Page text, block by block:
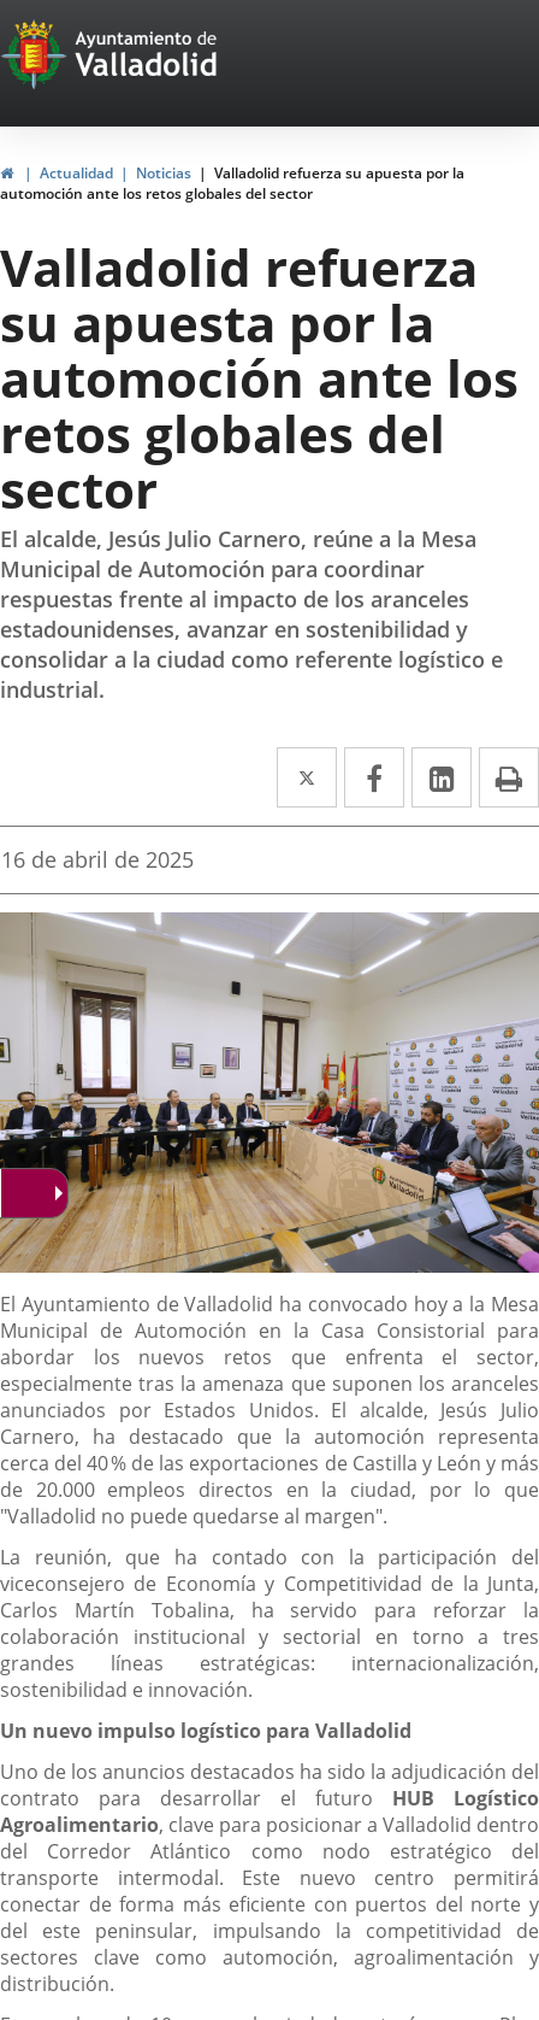
Portal
Web
del
Ayuntamiento
de
Valladolid
HomeActualidad Noticias
Valladolid refuerza su apuesta por la
automoción ante los retos globales del sector
Valladolid refuerza
su apuesta por la
automoción ante los
retos globales del
sector
El alcalde, Jesús Julio Carnero, reúne a la Mesa
Municipal de Automoción para coordinar
respuestas frente al impacto de los aranceles
estadounidenses, avanzar en sostenibilidad y
consolidar a la ciudad como referente logístico e
industrial.
Twitter
Enlace
a
aplicación
externa.
Facebook
Enlace
a
aplicación
externa.
Enlace
a
Fecha
la
noticia
16 de abril de 2025
Descripción
El Ayuntamiento de Valladolid ha convocado hoy a la Mesa
Municipal de Automoción en la Casa Consistorial para
abordar los nuevos retos que enfrenta el sector,
especialmente tras la amenaza que suponen los aranceles
anunciados por Estados Unidos. El alcalde, Jesús Julio
Carnero, ha destacado que la automoción representa
cerca del 40 % de las exportaciones de Castilla y León y más
de 20.000 empleos directos en la ciudad, por lo que
"Valladolid no puede quedarse al margen".
La reunión, que ha contado con la participación del
viceconsejero de Economía y Competitividad de la Junta,
Carlos Martín Tobalina, ha servido para reforzar la
colaboración institucional y sectorial en torno a tres
grandes líneas estratégicas: internacionalización,
sostenibilidad e innovación.
Un nuevo impulso logístico para Valladolid
Uno de los anuncios destacados ha sido la adjudicación del
contrato para desarrollar el futuro HUB Logístico
Agroalimentario, clave para posicionar a Valladolid dentro
del Corredor Atlántico como nodo estratégico del
transporte intermodal. Este nuevo centro permitirá
conectar de forma más eficiente con puertos del norte y
del este peninsular, impulsando la competitividad de
sectores clave como automoción, agroalimentación y
distribución.